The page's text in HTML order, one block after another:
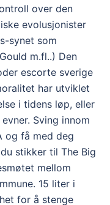
over den
evolusjonister
synet som
m.fl..) Den
escorte sverige
har utviklet
i tidens løp, eller
Sving innom
og få med deg
stikker til The Big
mellom
15 liter i
for å stenge